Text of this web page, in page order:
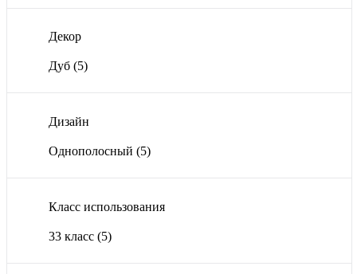
Декор
Дуб (5)
Дизайн
Однополосный (5)
Класс использования
33 класс (5)